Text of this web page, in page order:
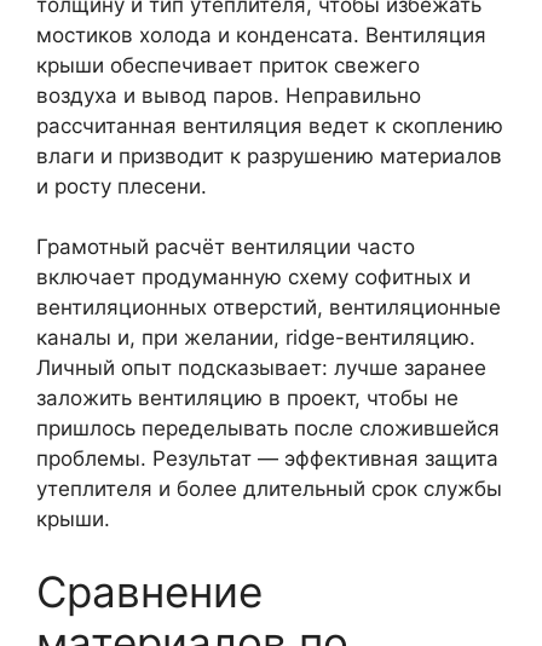
мостиков холода и конденсата. Вентиляция
крыши обеспечивает приток свежего
воздуха и вывод паров. Неправильно
рассчитанная вентиляция ведет к скоплению
влаги и призводит к разрушению материалов
и росту плесени.
Грамотный расчёт вентиляции часто
включает продуманную схему софитных и
вентиляционных отверстий, вентиляционные
каналы и, при желании, ridge-вентиляцию.
Личный опыт подсказывает: лучше заранее
заложить вентиляцию в проект, чтобы не
пришлось переделывать после сложившейся
проблемы. Результат — эффективная защита
утеплителя и более длительный срок службы
крыши.
Сравнение